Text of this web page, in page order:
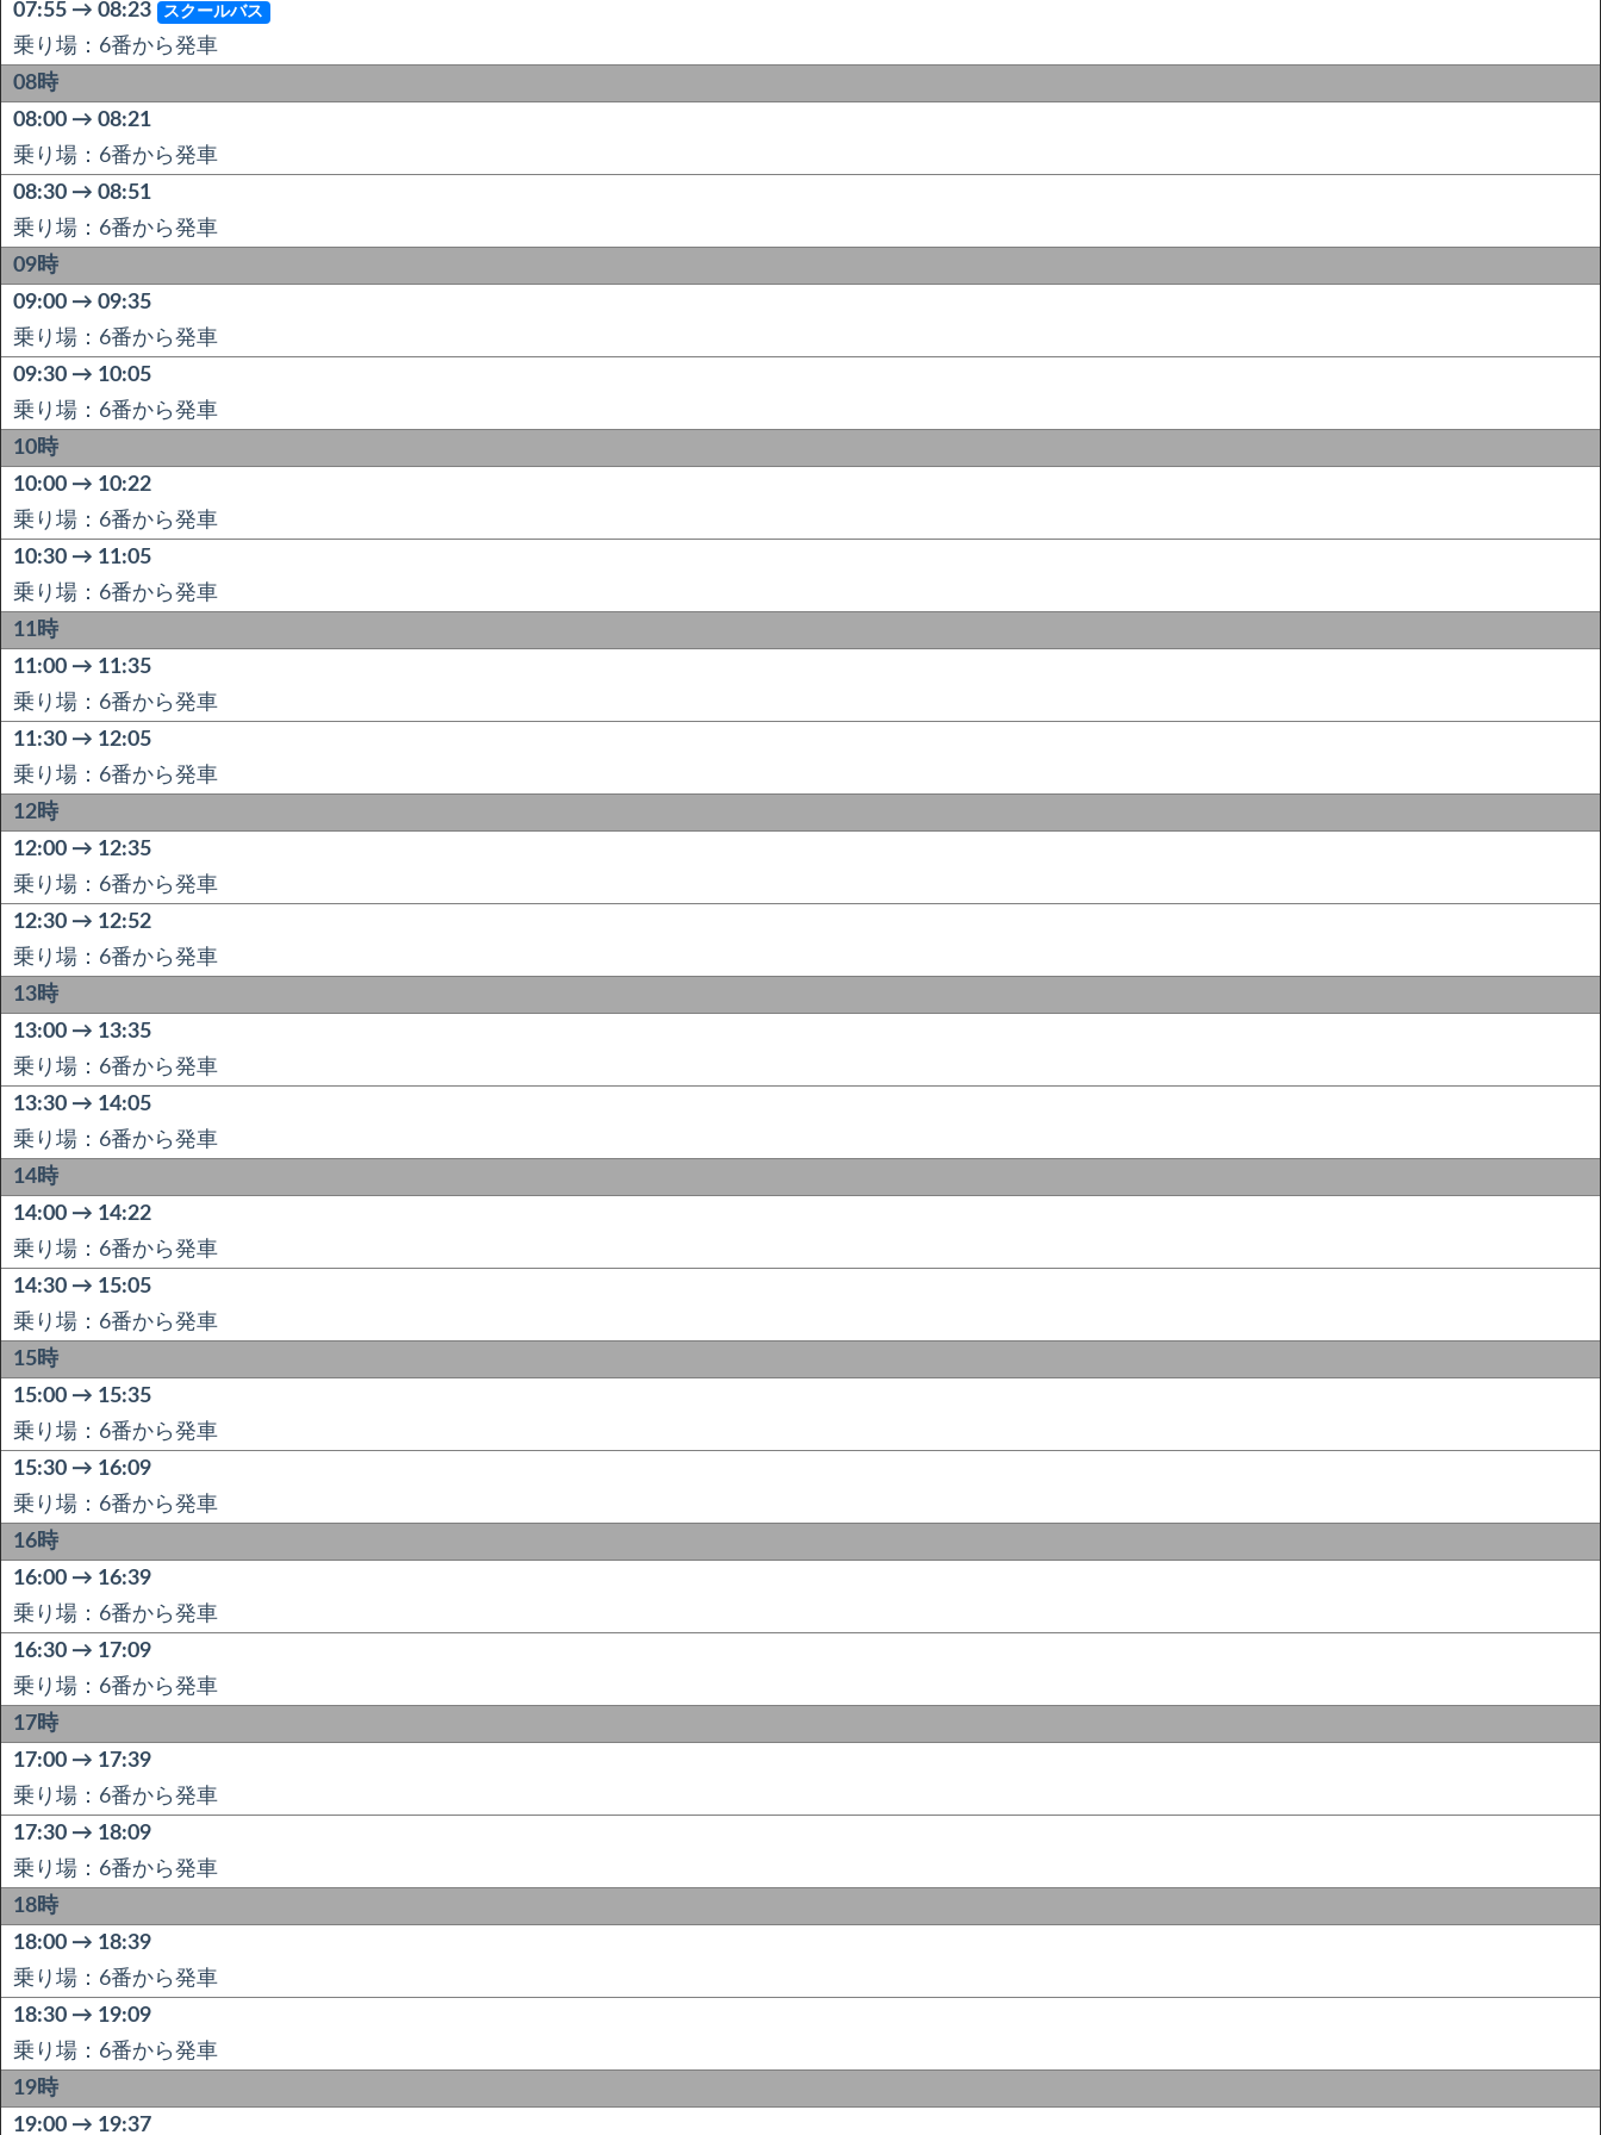
07:55 → 08:23 スクールバス
乗り場：6番から発車
08時
08:00 → 08:21
乗り場：6番から発車
08:30 → 08:51
乗り場：6番から発車
09時
09:00 → 09:35
乗り場：6番から発車
09:30 → 10:05
乗り場：6番から発車
10時
10:00 → 10:22
乗り場：6番から発車
10:30 → 11:05
乗り場：6番から発車
11時
11:00 → 11:35
乗り場：6番から発車
11:30 → 12:05
乗り場：6番から発車
12時
12:00 → 12:35
乗り場：6番から発車
12:30 → 12:52
乗り場：6番から発車
13時
13:00 → 13:35
乗り場：6番から発車
13:30 → 14:05
乗り場：6番から発車
14時
14:00 → 14:22
乗り場：6番から発車
14:30 → 15:05
乗り場：6番から発車
15時
15:00 → 15:35
乗り場：6番から発車
15:30 → 16:09
乗り場：6番から発車
16時
16:00 → 16:39
乗り場：6番から発車
16:30 → 17:09
乗り場：6番から発車
17時
17:00 → 17:39
乗り場：6番から発車
17:30 → 18:09
乗り場：6番から発車
18時
18:00 → 18:39
乗り場：6番から発車
18:30 → 19:09
乗り場：6番から発車
19時
19:00 → 19:37